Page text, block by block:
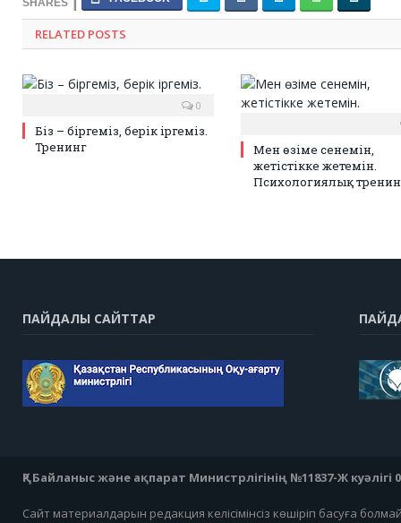
RELATED POSTS
0
Біз – біргеміз, берік іргеміз.
Тренинг
Мен өзіме сенемін,
жетістікке жетемін.
Психологиялық
ПАЙДАЛЫ САЙТТАР
ҚР Байланыс және ақпарат Министрлігінің №11837-Ж куәлігі
Сайт материалдарын редакция келісімінсіз көшіріп басуға